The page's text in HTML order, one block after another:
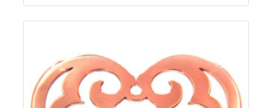
Diamants
Emeraude
Pierres de couleur
Saphir
rubis
saphir de couleur